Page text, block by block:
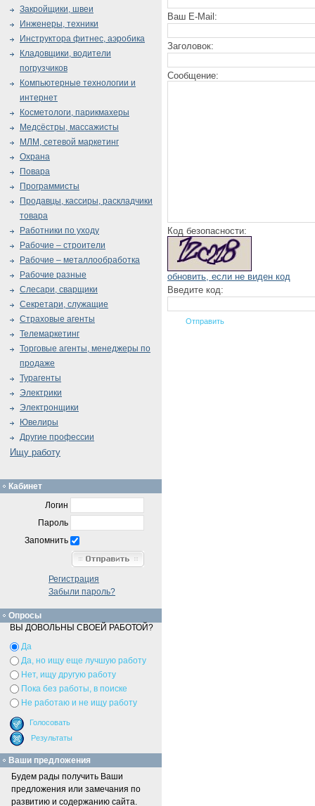
Ваш E-Mail:
Заголовок:
Сообщение:
Код безопасности:
обновить, если не виден код
Введите код:
Закройщики, швеи
Инженеры, техники
Инструктора фитнес, аэробика
Кладовщики, водители
погрузчиков
Компьютерные технологии и
интернет
Косметологи, парикмахеры
Медсёстры, массажисты
МЛМ, сетевой маркетинг
Охрана
Повара
Программисты
Продавцы, кассиры, раскладчики
товара
Работники по уходу
Рабочие – строители
Рабочие – металлообработка
Рабочие разные
Слесари, сварщики
Секретари, служащие
Страховые агенты
Телемаркетинг
Торговые агенты, менеджеры по
продаже
Турагенты
Электрики
Электронщики
Ювелиры
Другие профессии
Ищу работу
Кабинет
Логин
Пароль
Запомнить
Регистрация
Забыли пароль?
Опросы
ВЫ ДОВОЛЬНЫ СВОЕЙ РАБОТОЙ?
Да
Да, но ищу еще лучшую работу
Нет, ищу другую работу
Пока без работы, в поиске
Не работаю и не ищу работу
Ваши предложения
Будем рады получить Ваши
предложения или замечания по
развитию и содержанию сайта.